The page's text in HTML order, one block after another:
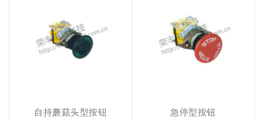
自持蘑菇头型按钮 急停型按钮